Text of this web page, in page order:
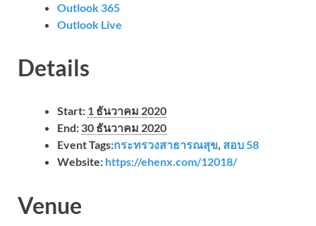
Outlook 365
Outlook Live
Details
Start: 1 ธันวาคม 2020
End: 30 ธันวาคม 2020
Event Tags:กระทรวงสาธารณสุข, สอบ 58
Website: https://ehenx.com/12018/
Venue